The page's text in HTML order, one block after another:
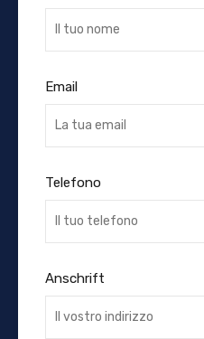
Email
Telefono
Anschrift